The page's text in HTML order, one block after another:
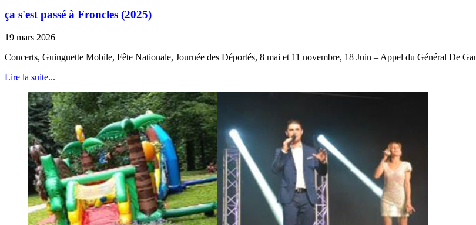
ça s'est passé à Froncles (2025)
19 mars 2026
Concerts, Guinguette Mobile, Fête Nationale, Journée des Déportés, 8 mai et 11 novembre, 18 Juin – Appel du Général De
Lire la suite...